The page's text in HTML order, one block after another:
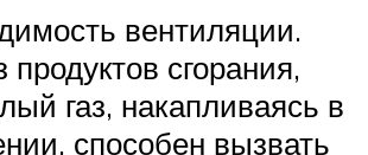
вентиляции.
сгорания,
газ, накапливаясь в
способен вызвать